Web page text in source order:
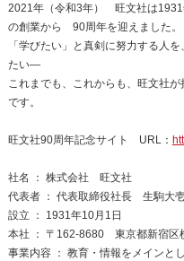
2021年（令和3年） 旺文社は1931
の創業から 90周年を迎えました。
「学びたい」と真剣に努力する人
たい—
これまでも、これからも、旺文社
です。
旺文社90周年記念サイト URL：
社名 ： 株式会社 旺文社
代表者 ： 代表取締役社長 生駒大
設立 ： 1931年10月1日
本社 ： 〒162-8680 東京都新宿区
事業内容 ： 教育・情報をメインと